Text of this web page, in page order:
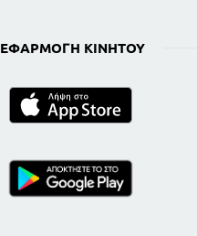
ΕΦΑΡΜΟΓΉ ΚΙΝΗΤΟΎ